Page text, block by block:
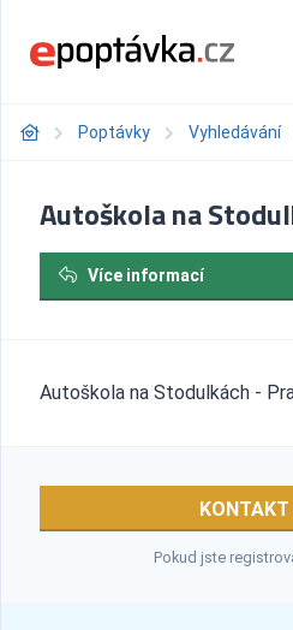
Poptávky Vyhledávání
Autoškola na
Více informací
Autoškola na Stodulkách -
Pokud jste